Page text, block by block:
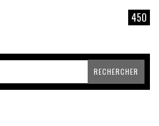
450